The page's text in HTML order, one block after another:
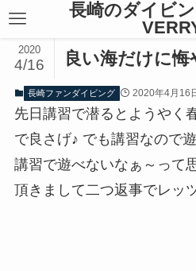
長崎のダイビ
良い海だけに悔
2020
4/16
長崎ファンダイビング 2020年4月16
先日講習で潜るとようやく
で良さげ♪ でも講習なので
講習で遊べないなぁ～って
頂きまして二つ返事でレッ